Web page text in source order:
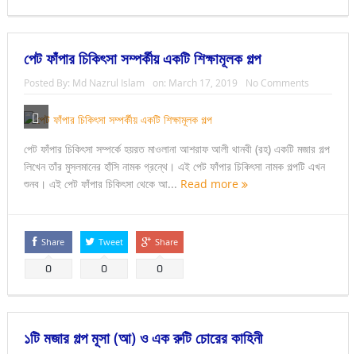
পেট ফাঁপার চিকিৎসা সম্পর্কীয় একটি শিক্ষামূলক গল্প
Posted By: Md Nazrul Islam on: March 17, 2019 No Comments
পেট ফাঁপার চিকিৎসা সম্পর্কে হয়রত মাওলানা আশরাফ আলী থানবী (রহ) একটি মজার গল্প
লিখেন তাঁর মুসলমানের হাঁসি নামক গ্রন্থে। এই পেট ফাঁপার চিকিৎসা নামক গল্পটি এখন
শুনব। এই পেট ফাঁপার চিকিৎসা থেকে আ... Read more
Share
0
Tweet
0
Share
0
১টি মজার গল্প মূসা (আ) ও এক রুটি চোরের কাহিনী